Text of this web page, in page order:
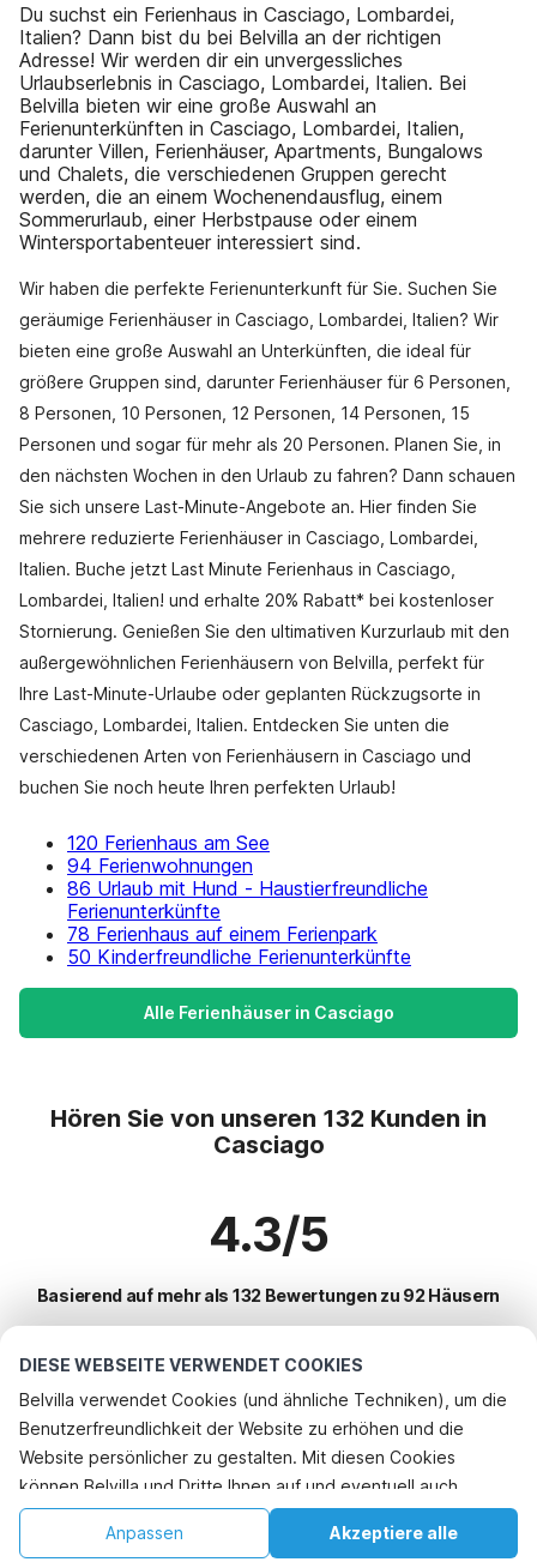
DIESE WEBSEITE VERWENDET COOKIES
Belvilla verwendet Cookies (und ähnliche Techniken), um die
Benutzerfreundlichkeit der Website zu erhöhen und die
Website persönlicher zu gestalten. Mit diesen Cookies
können Belvilla und Dritte Ihnen auf und eventuell auch
außerhalb unserer Website folgen, um Werbung Ihren
Interessen anzupassen und das Teilen von Informationen über
Akzeptiere alle
Anpassen
Du suchst ein Ferienhaus in Casciago, Lombardei,
Italien? Dann bist du bei Belvilla an der richtigen
Adresse! Wir werden dir ein unvergessliches
Urlaubserlebnis in Casciago, Lombardei, Italien. Bei
Belvilla bieten wir eine große Auswahl an
Ferienunterkünften in Casciago, Lombardei, Italien,
darunter Villen, Ferienhäuser, Apartments, Bungalows
und Chalets, die verschiedenen Gruppen gerecht
werden, die an einem Wochenendausflug, einem
Sommerurlaub, einer Herbstpause oder einem
Wintersportabenteuer interessiert sind.
Wir haben die perfekte Ferienunterkunft für Sie. Suchen Sie
geräumige Ferienhäuser in Casciago, Lombardei, Italien? Wir
bieten eine große Auswahl an Unterkünften, die ideal für
größere Gruppen sind, darunter Ferienhäuser für 6 Personen,
8 Personen, 10 Personen, 12 Personen, 14 Personen, 15
Personen und sogar für mehr als 20 Personen. Planen Sie, in
den nächsten Wochen in den Urlaub zu fahren? Dann schauen
Sie sich unsere Last-Minute-Angebote an. Hier finden Sie
mehrere reduzierte Ferienhäuser in Casciago, Lombardei,
Italien. Buche jetzt Last Minute Ferienhaus in Casciago,
Lombardei, Italien! und erhalte 20% Rabatt* bei kostenloser
Stornierung. Genießen Sie den ultimativen Kurzurlaub mit den
außergewöhnlichen Ferienhäusern von Belvilla, perfekt für
Ihre Last-Minute-Urlaube oder geplanten Rückzugsorte in
Casciago, Lombardei, Italien. Entdecken Sie unten die
verschiedenen Arten von Ferienhäusern in Casciago und
buchen Sie noch heute Ihren perfekten Urlaub!
120 Ferienhaus am See
94 Ferienwohnungen
86 Urlaub mit Hund - Haustierfreundliche
Ferienunterkünfte
78 Ferienhaus auf einem Ferienpark
50 Kinderfreundliche Ferienunterkünfte
Alle Ferienhäuser in Casciago
Hören Sie von unseren 132 Kunden in
Casciago
4.3/5
Basierend auf mehr als 132 Bewertungen zu 92 Häusern
Beliebteste Reiseziele für Urlaub
Top-Städte mit Top-Annehmlichkeiten für den Urlaub
Ferienhaus auf einem Ferienpark aer
Ferienhaus am See villaggio-sanghen
Ferienhaus am See crone
Beliebte Ausstattungen für Urlaub in Casciago
Ferienhaus am See
Beliebte Städte für den Urlaub in Lombardei
Telefonisch buchen
Startseite Wunschliste Buchungen Konto